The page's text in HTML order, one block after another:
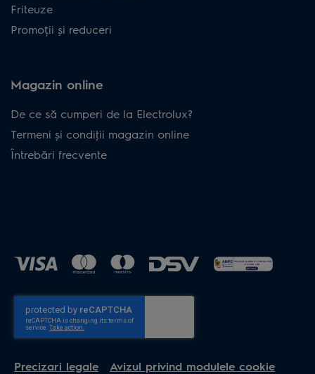
Friteuze
Promoții și reduceri
Magazin online
De ce să cumperi de la Electrolux?
Termeni și condiţii magazin online
Întrebări frecvente
Precizari legale Avizul privind modulele cookie